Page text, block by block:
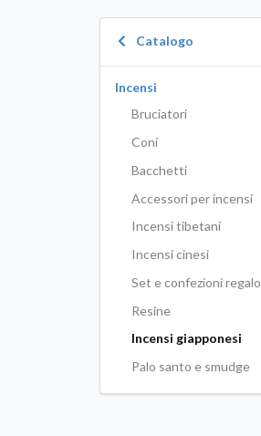
Catalogo
Incensi
Bruciatori
Coni
Bacchetti
Accessori per incensi
Incensi tibetani
Incensi cinesi
Set e confezioni regalo
Resine
Incensi giapponesi
Palo santo e smudge